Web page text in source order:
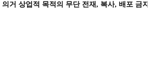
거 상업적 목적의 무단 전재, 복사, 배포 금지